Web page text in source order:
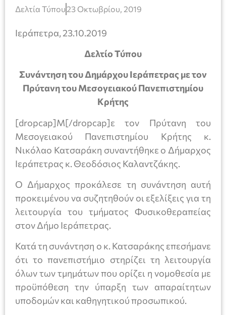
Δελτία Τύπου 23 Οκτωβρίου, 2019
Ιεράπετρα, 23.10.2019
Δελτίο Τύπου
Συνάντηση του Δημάρχου Ιεράπετρας με τον
Πρύτανη του Μεσογειακού Πανεπιστημίου
Κρήτης
[dropcap]Μ[/dropcap]ε τον Πρύτανη του
Μεσογειακού Πανεπιστημίου Κρήτης κ.
Νικόλαο Κατσαράκη συναντήθηκε ο Δήμαρχος
Ιεράπετρας κ. Θεοδόσιος Καλαντζάκης.
Ο Δήμαρχος προκάλεσε τη συνάντηση αυτή
προκειμένου να συζητηθούν οι εξελίξεις για τη
λειτουργία του τμήματος Φυσικοθεραπείας
στον Δήμο Ιεράπετρας.
Κατά τη συνάντηση ο κ. Κατσαράκης επεσήμανε
ότι το πανεπιστήμιο στηρίζει τη λειτουργία
όλων των τμημάτων που ορίζει η νομοθεσία με
προϋπόθεση την ύπαρξη των απαραίτητων
υποδομών και καθηγητικού προσωπικού.